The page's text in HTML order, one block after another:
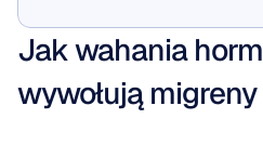
Jak wahania
wywołują